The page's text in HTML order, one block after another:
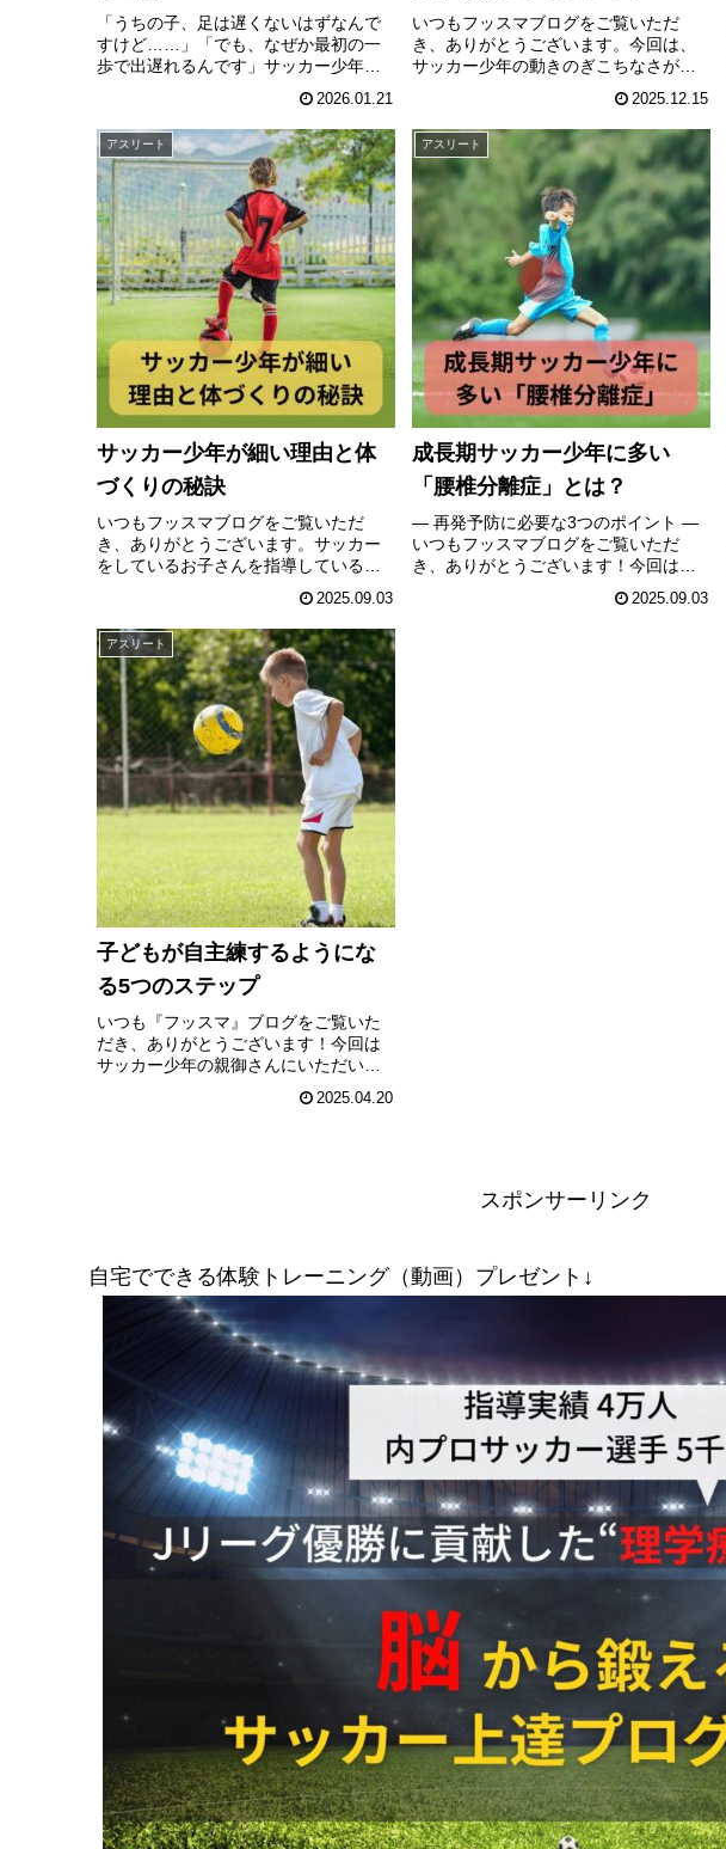
「うちの子、足は遅くないはずなんで
すけど……」「でも、なぜか最初の一
歩で出遅れるんです」サッカー少年の
です。50m走が特別遅いわけでもない
ボールを持って走るのも苦手ではない
それなのに 試合では一瞬の出遅れで...
2026.01.21
いつもフッスマブログをご覧いただ
き、ありがとうございます。今回は、
サッカー少年の動きのぎこちなさがな
るために育成年代やトップレベルで注
目されているアプローチについて、具
体的なステップと共にご紹介します。
はじ...
2025.12.15
アスリート
サッカー少年が細い理由と体
づくりの秘訣
いつもフッスマブログをご覧いただ
き、ありがとうございます。サッカー
をしているお子さんを指導している中
る…」「いっぱい食べているのに体重
が増えない」こんなお悩みを耳にする
ことが多いです。あなたのお子さんは
いか...
2025.09.03
アスリート
成長期サッカー少年に多い
「腰椎分離症」とは？
― 再発予防に必要な3つのポイント ―
いつもフッスマブログをご覧いただ
き、ありがとうございます！今回は、
サッカー少年のトレーニング事例を通
2025.09.03
アスリート
子どもが自主練するようにな
る5つのステップ
いつも『フッスマ』ブログをご覧いた
だき、ありがとうございます！今回は
サッカー少年の親御さんにいただいた
はというと...「サッカーは好きなのに、
2025.04.20
スポンサーリンク
自宅でできる体験トレーニング（動画）プレゼント↓